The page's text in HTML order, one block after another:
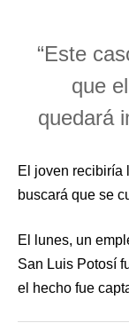
“Este
que
quedará
El joven recibiría
buscará que se
El lunes, un
San Luis Potosí
el hecho fue